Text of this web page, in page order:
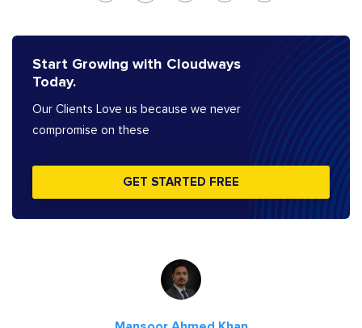
Start Growing with Cloudways
Today.
Our Clients Love us because we never
compromise on these
GET STARTED FREE